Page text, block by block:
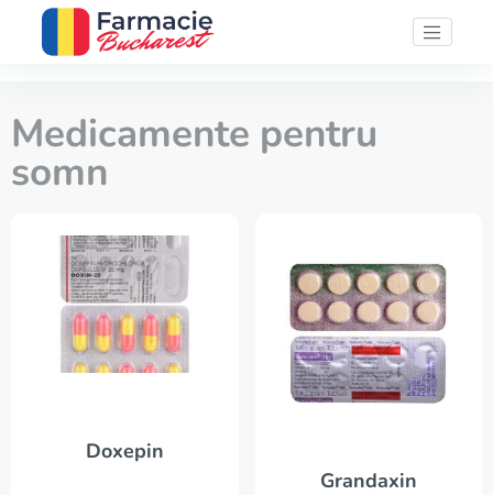
Medicamente pentru
somn
Doxepin
Grandaxin